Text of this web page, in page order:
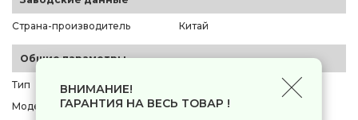
Страна-производитель Китай
Общие параметры
Тип
Модель
Ресанта ОК-1600
ВНИМАНИЕ!
ГАРАНТИЯ НА ВЕСЬ ТОВАР !